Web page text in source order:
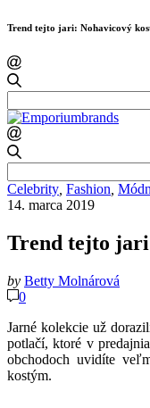
Trend tejto jari: Nohavicový
for:
for:
Celebrity Fashion
14. marca 2019
Trend tejto
by Betty Molnárová
0
Jarné kolekcie už
potlačí, ktoré v
obchodoch uvidíte
kostým.